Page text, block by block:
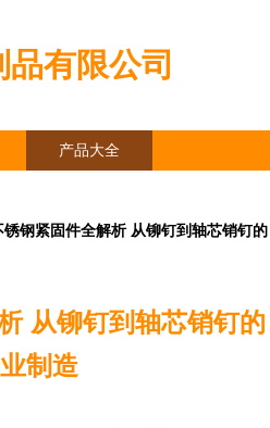
有限公司
产品大全
锈钢紧固件全解析 从铆钉到轴芯销钉的
从铆钉到轴芯销钉的
制造